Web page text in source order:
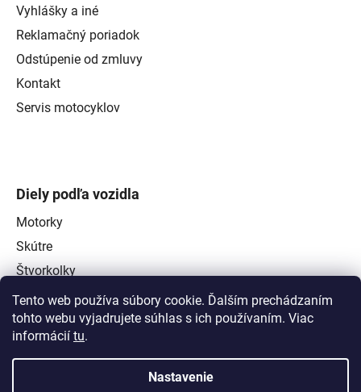
Tento web používa súbory cookie. Ďalším prechádzaním
tohto webu vyjadrujete súhlas s ich používaním. Viac
informácií tu.
Nastavenie
Vyhlášky a iné
Reklamačný poriadok
Odstúpenie od zmluvy
Kontakt
Servis motocyklov
Diely podľa vozidla
Motorky
Skútre
Štvorkolky